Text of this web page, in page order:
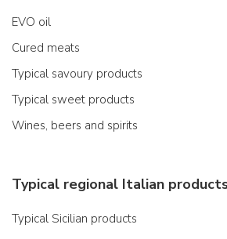
EVO oil
Cured meats
Typical savoury products
Typical sweet products
Wines, beers and spirits
Typical regional Italian
Typical Sicilian products